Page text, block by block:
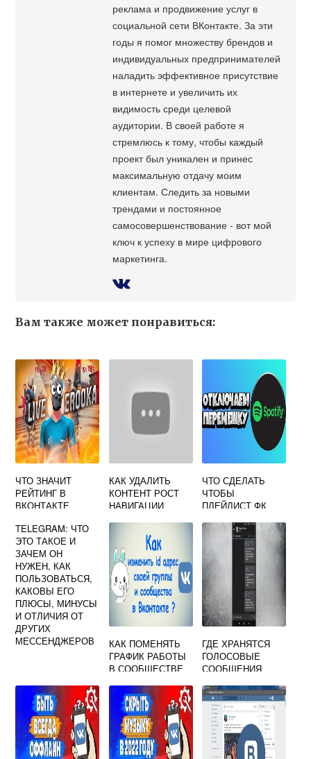
реклама и продвижение услуг в
социальной сети ВКонтакте. За эти
годы я помог множеству брендов и
индивидуальных предпринимателей
наладить эффективное присутствие
в интернете и увеличить их
видимость среди целевой
аудитории. В своей работе я
стремлюсь к тому, чтобы каждый
проект был уникален и принес
максимальную отдачу моим
клиентам. Следить за новыми
трендами и постоянное
самосовершенствование - вот мой
ключ к успеху в мире цифрового
маркетинга.
Вам также может понравиться:
ЧТО ЗНАЧИТ
РЕЙТИНГ В
ВКОНТАКТЕ
КАК УДАЛИТЬ
КОНТЕНТ РОСТ
НАВИГАЦИИ
ЧТО СДЕЛАТЬ
ЧТОБЫ
ПЛЕЙЛИСТ ФК
ДРУГИЕ
TELEGRAM: ЧТО
ЭТО ТАКОЕ И
ЗАЧЕМ ОН
НУЖЕН, КАК
ПОЛЬЗОВАТЬСЯ,
КАКОВЫ ЕГО
ПЛЮСЫ, МИНУСЫ
И ОТЛИЧИЯ ОТ
ДРУГИХ
МЕССЕНДЖЕРОВ
КАК ПОМЕНЯТЬ
ГРАФИК РАБОТЫ
В СООБЩЕСТВЕ
ГДЕ ХРАНЯТСЯ
ГОЛОСОВЫЕ
СООБЩЕНИЯ